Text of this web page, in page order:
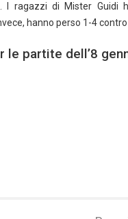
I ragazzi di Mister Guidi
hanno perso 1-4 contro
partite dell’8